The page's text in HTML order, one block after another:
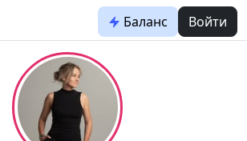
Баланс Войти